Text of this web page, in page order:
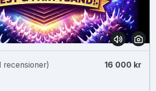
recensioner) 16 000 kr